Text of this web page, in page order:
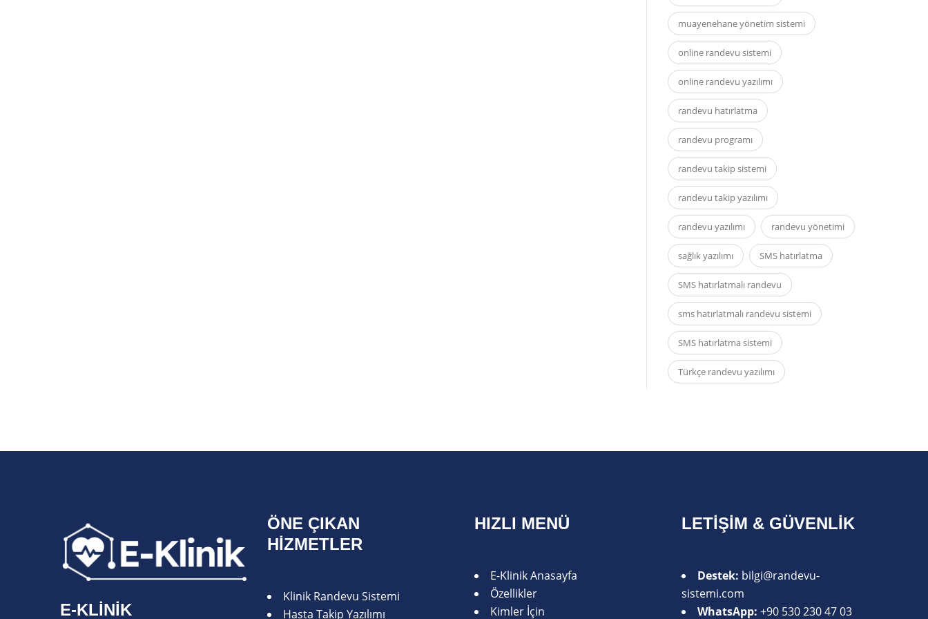
muayenehane yönetim sistemi
online randevu sistemi
online randevu yazılımı
randevu hatırlatma
randevu programı
randevu takip sistemi
randevu takip yazılımı
randevu yazılımı randevu yönetimi
sağlık yazılımı SMS hatırlatma
SMS hatırlatmalı randevu
sms hatırlatmalı randevu sistemi
SMS hatırlatma sistemi
Türkçe randevu yazılımı
E-KLINIK
ÖNE ÇIKAN
HIZMETLER
Klinik Randevu Sistemi
Hasta Takip Yazılımı
HIZLI MENÜ
E-Klinik Anasayfa
Özellikler
Kimler İçin
LETIŞIM & GÜVENLIK
Destek: bilgi@randevu-
sistemi.com
WhatsApp: +90 530 230 47 03